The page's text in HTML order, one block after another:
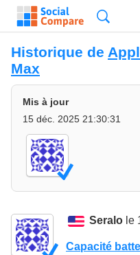
Historique de
Max
Mis à jour
15 déc. 2025 21:30:31
Seralo le
Capacité